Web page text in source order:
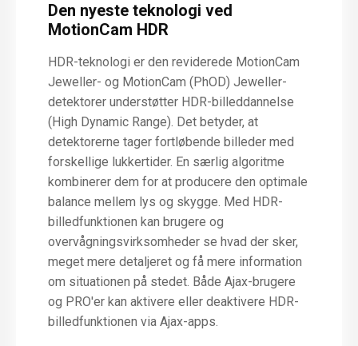
Den nyeste teknologi ved
MotionCam HDR
HDR-teknologi er den reviderede MotionCam
Jeweller- og MotionCam (PhOD) Jeweller-
detektorer understøtter HDR-billeddannelse
(High Dynamic Range). Det betyder, at
detektorerne tager fortløbende billeder med
forskellige lukkertider. En særlig algoritme
kombinerer dem for at producere den optimale
balance mellem lys og skygge. Med HDR-
billedfunktionen kan brugere og
overvågningsvirksomheder se hvad der sker,
meget mere detaljeret og få mere information
om situationen på stedet. Både Ajax-brugere
og PRO'er kan aktivere eller deaktivere HDR-
billedfunktionen via Ajax-apps.